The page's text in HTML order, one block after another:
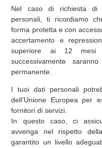
Nel caso di richiesta di
personali, ti ricordiamo
forma protetta e con
accertamento e
superiore ai 12
successivamente
permanente.
I tuoi dati personali
dell’Unione Europea per
fornitori di servizi.
In questo caso, ci
avvenga nel rispetto
garantito un livello